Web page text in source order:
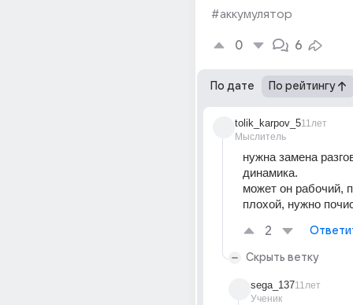
#аккумулятор
0 6
По дате По рейтингу
tolik_karpov_5
Мыслитель
11лет
нужна замена
динамика.
может он рабочий,
плохой, нужно
2
Скрыть ветку
sega_137
Ученик
11лет